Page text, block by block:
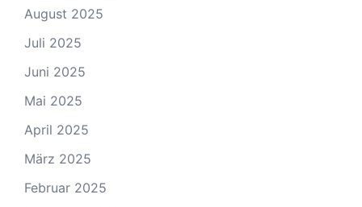
August 2025
Juli 2025
Juni 2025
Mai 2025
April 2025
März 2025
Februar 2025